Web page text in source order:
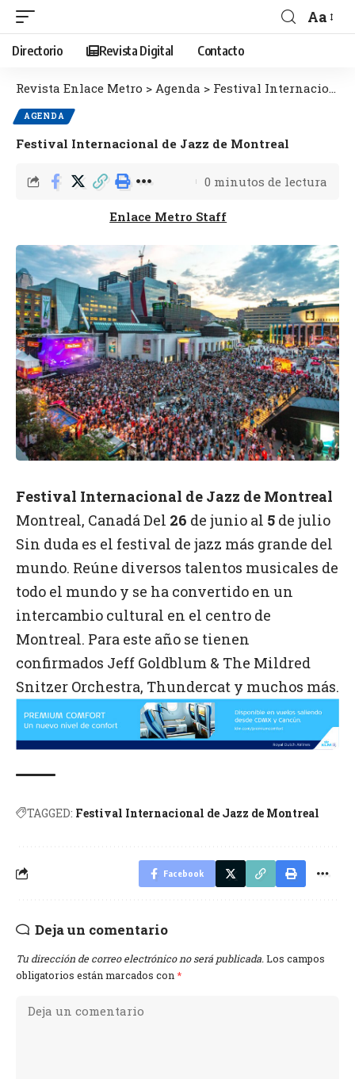
Aa
Directorio Revista Digital Contacto
Revista Enlace Metro > Agenda > Festival Internacional de Jazz de Montreal
AGENDA
Festival Internacional de Jazz de Montreal
Enlace Metro Staff
0 minutos de lectura
Festival Internacional de Jazz de Montreal
Montreal, CanadáDel 26 de junio al 5 de julio
Sin duda es el festival de jazz más grande del
mundo. Reúne diversos talentos musicales de
todo el mundo y se ha convertido en un
intercambio cultural en el centro de
Montreal. Para este año se tienen
confirmados Jeff Goldblum & The Mildred
Snitzer Orchestra, Thundercat y muchos más.
TAGGED: Festival Internacional de Jazz de Montreal
Facebook
Deja un comentario
Tu dirección de correo electrónico no será publicada. Los campos
obligatorios están marcados con *